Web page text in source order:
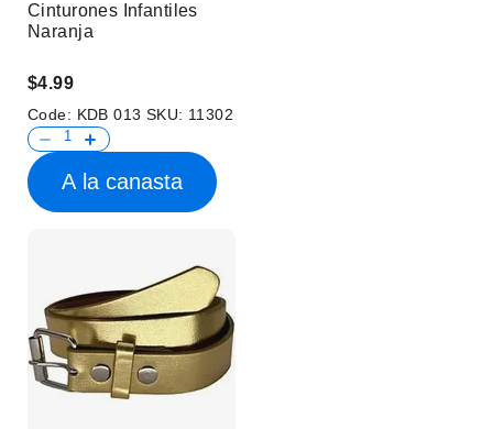
Cinturones Infantiles
Naranja
$4.99
Code: KDB 013 SKU: 11302
A la canasta